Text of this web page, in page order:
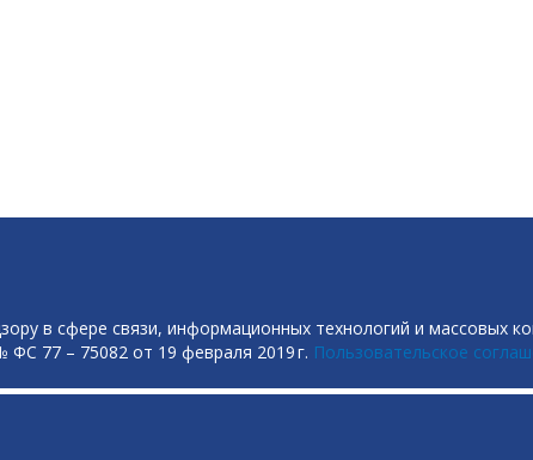
в сфере связи, информационных технологий и массовых
77 – 75082 от 19 февраля 2019 г. Пользовательское